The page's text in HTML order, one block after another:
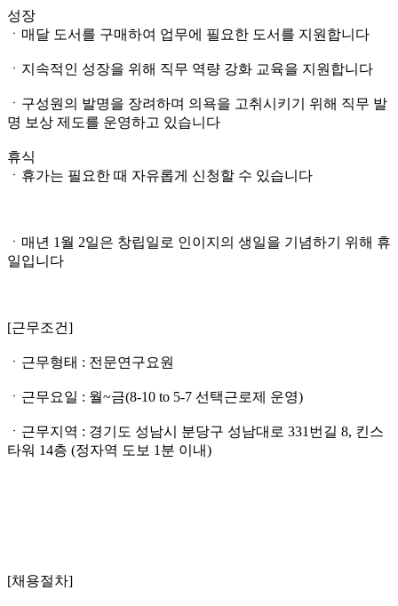
성장
ㆍ매달 도서를 구매하여 업무에 필요한 도서를 지원합니다
ㆍ지속적인 성장을 위해 직무 역량 강화 교육을 지원합니다
ㆍ구성원의 발명을 장려하며 의욕을 고취시키기 위해 직무 발
명 보상 제도를 운영하고 있습니다
휴식
ㆍ휴가는 필요한 때 자유롭게 신청할 수 있습니다
ㆍ매년 1월 2일은 창립일로 인이지의 생일을 기념하기 위해 휴
일입니다
[근무조건]
ㆍ근무형태 : 전문연구요원
ㆍ근무요일 : 월~금(8-10 to 5-7 선택근로제 운영)
ㆍ근무지역 : 경기도 성남시 분당구 성남대로 331번길 8, 킨스
타워 14층 (정자역 도보 1분 이내)
[채용절차]